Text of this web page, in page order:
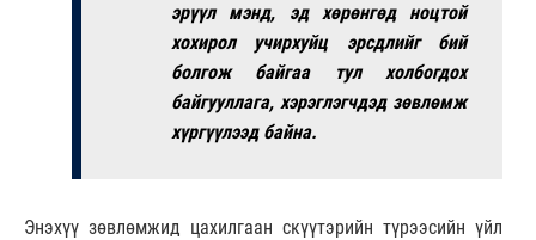
эрүүл мэнд, эд хөрөнгөд ноцтой
хохирол учирхуйц эрсдлийг бий
болгож байгаа тул холбогдох
байгууллага, хэрэглэгчдэд зөвлөмж
хүргүүлээд байна.
Энэхүү зөвлөмжид цахилгаан скүүтэрийн түрээсийн үйл